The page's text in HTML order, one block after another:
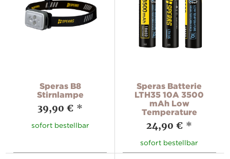
Speras B8
Stirnlampe
39,90 € *
sofort bestellbar
Speras Batterie
LTH35 10A 3500
mAh Low
Temperature
24,90 € *
sofort bestellbar